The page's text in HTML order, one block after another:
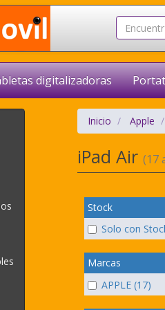
digitalizadoras
Inicio Apple
iPad Air (17
Stock
Solo con
Marcas
APPLE (17)